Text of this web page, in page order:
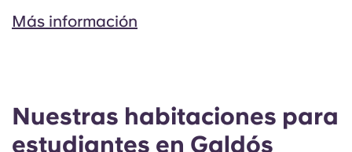
Más información
Nuestras habitaciones para
estudiantes en Galdós